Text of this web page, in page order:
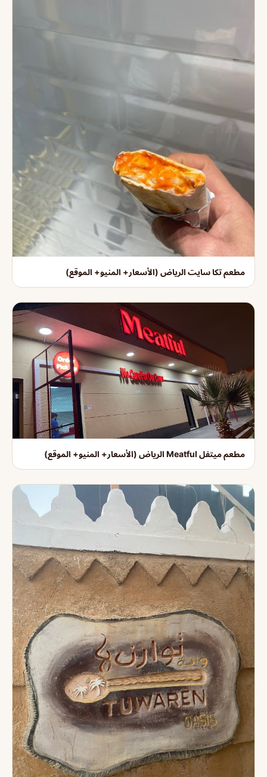
مطعم تكا سايت الرياض (الأسعار+ المنيو+ الموقع)
مطعم ميتفل Meatful الرياض (الأسعار+ المنيو+ الموقع)